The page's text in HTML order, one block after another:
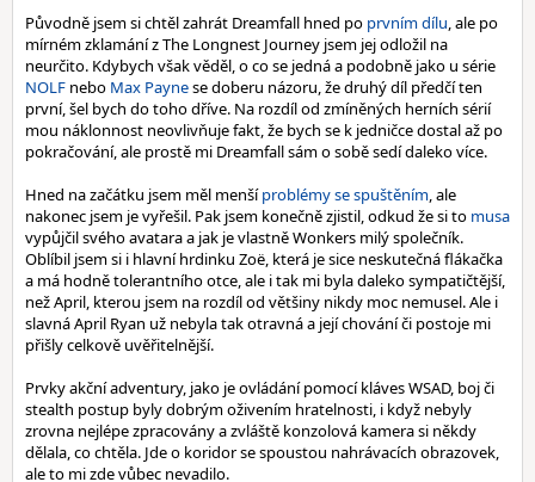
Původně jsem si chtěl zahrát Dreamfall hned po prvním dílu, ale po
mírném zklamání z The Longnest Journey jsem jej odložil na
neurčito. Kdybych však věděl, o co se jedná a podobně jako u série
NOLF nebo Max Paynese doberu názoru, že druhý díl předčí ten
první, šel bych do toho dříve. Na rozdíl od zmíněných herních sérií
mou náklonnost neovlivňuje fakt, že bych se k jedničce dostal až po
pokračování, ale prostě mi Dreamfall sám o sobě sedí daleko více.
Hned na začátku jsem měl menšíproblémy se spuštěním, ale
nakonec jsem je vyřešil. Pak jsem konečně zjistil, odkud že si to musa
vypůjčil svého avatara a jak je vlastně Wonkers milý společník.
Oblíbil jsem si i hlavní hrdinku Zoë, která je sice neskutečná flákačka
a má hodně tolerantního otce, ale i tak mi byla daleko sympatičtější,
než April, kterou jsem na rozdíl od většiny nikdy moc nemusel. Ale i
slavná April Ryan už nebyla tak otravná a její chování či postoje mi
přišly celkově uvěřitelnější.
Prvky akční adventury, jako je ovládání pomocí kláves WSAD, boj či
stealth postup byly dobrým oživením hratelnosti, i když nebyly
zrovna nejlépe zpracovány a zvláště konzolová kamera si někdy
dělala, co chtěla. Jde o koridor se spoustou nahrávacích obrazovek,
ale to mi zde vůbec nevadilo.